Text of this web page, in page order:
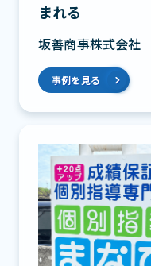
まれる
坂善商事株式会社
事例を見る